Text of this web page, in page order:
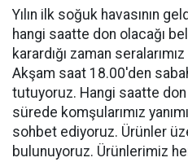
Yılın ilk soğuk havasının
hangi saatte don olacağı
karardığı zaman
Akşam saat 18.00'den
tutuyoruz. Hangi saatte
sürede komşularımız
sohbet ediyoruz. Ürünler
bulunuyoruz. Ürünlerimiz